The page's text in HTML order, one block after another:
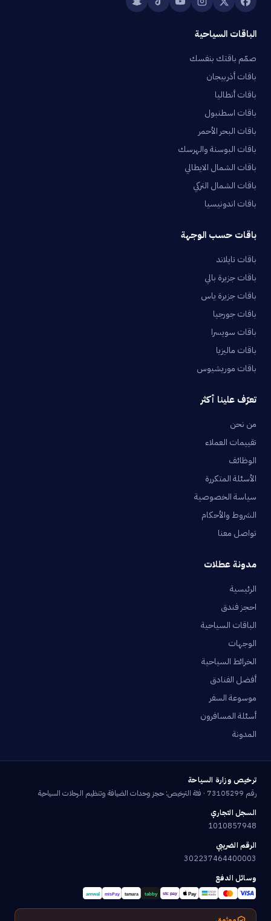
الباقات السياحية
صمّم باقتك بنفسك
باقات أذربيجان
باقات أنطاليا
باقات اسطنبول
باقات البحر الأحمر
باقات البوسنة والهرسك
باقات الشمال الايطالي
باقات الشمال التركي
باقات اندونيسيا
باقات حسب الوجهة
باقات تايلاند
باقات جزيرة بالي
باقات جزيرة ياس
باقات جورجيا
باقات سويسرا
باقات ماليزيا
باقات موريشيوس
تعرّف علينا أكثر
من نحن
تقييمات العملاء
الوظائف
الأسئلة المتكررة
سياسة الخصوصية
الشروط والأحكام
تواصل معنا
مدونة عطلات
الرئيسية
احجز فندق
الباقات السياحية
الوجهات
الخرائط السياحية
أفضل الفنادق
موسوعة السفر
أسئلة المسافرون
المدونة
ترخيص وزارة السياحة
رقم 73105299 · فئة الترخيص: حجز وحدات الضيافة وتنظيم الرحلات السياحية
السجل التجاري
1010857948
الرقم الضريبي
302237464400003
وسائل الدفع